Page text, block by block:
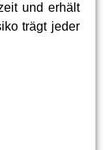
und erhält
trägt jeder